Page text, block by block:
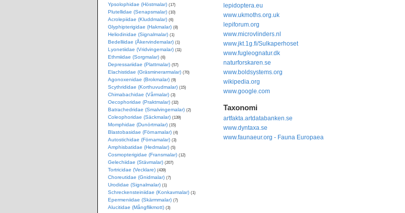
lepidoptera.eu
www.ukmoths.org.uk
lepiforum.org
www.microvlinders.nl
www.jkt.1g.fi/Sulkaperhoset
www.fugleognatur.dk
naturforskaren.se
www.boldsystems.org
wikipedia.org
www.google.com
Taxonomi
artfakta.artdatabanken.se
www.dyntaxa.se
www.faunaeur.org - Fauna Europaea
Ypsolophidae (Höstmalar) (17)
Plutellidae (Senapsmalar) (10)
Acrolepiidae (Kluddmalar) (6)
Glyphipterigidae (Hakmalar) (8)
Heliodinidae (Signalmalar) (1)
Bedelliidae (Åkervindemalar) (1)
Lyonetiidae (Vridvingemalar) (11)
Ethmiidae (Sorgmalar) (6)
Depressariidae (Plattmalar) (57)
Elachistidae (Gräsminerarmalar) (70)
Agonoxenidae (Brokmalar) (9)
Scythrididae (Korthuvudmalar) (15)
Chimabachidae (Vårmalar) (3)
Oecophoridae (Praktmalar) (32)
Batrachedridae (Smalvingemalar) (2)
Coleophoridae (Säckmalar) (139)
Momphidae (Dunörtmalar) (15)
Blastobasidae (Förnamalar) (4)
Autostichidae (Förnamalar) (3)
Amphisbatidae (Hedmalar) (5)
Cosmopterigidae (Fransmalar) (12)
Gelechiidae (Stävmalar) (207)
Tortricidae (Vecklare) (439)
Choreutidae (Gnidmalar) (7)
Urodidae (Signalmalar) (1)
Schreckensteiniidae (Konkavmalar) (1)
Epermeniidae (Skärmmalar) (7)
Alucitidae (Mångflikmott) (3)